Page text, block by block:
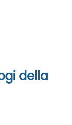
della